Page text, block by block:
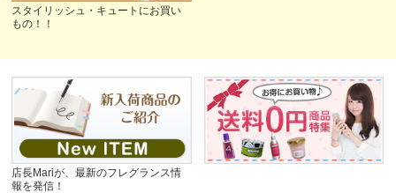
スタイリッシュ・キュートにお買い
もの！！
店長Mariが、最新のフレグランス情
報を発信！